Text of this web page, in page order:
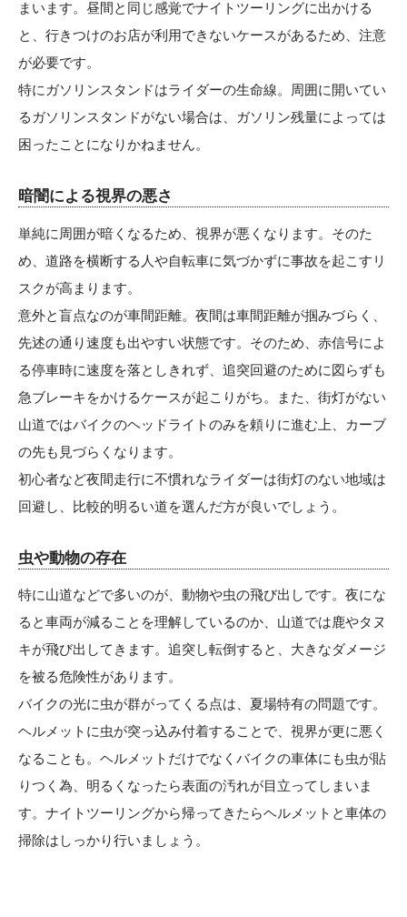
まいます。昼間と同じ感覚でナイトツーリングに出かける
と、行きつけのお店が利用できないケースがあるため、注意
が必要です。
特にガソリンスタンドはライダーの生命線。周囲に開いてい
るガソリンスタンドがない場合は、ガソリン残量によっては
困ったことになりかねません。
暗闇による視界の悪さ
単純に周囲が暗くなるため、視界が悪くなります。そのた
め、道路を横断する人や自転車に気づかずに事故を起こすリ
スクが高まります。
意外と盲点なのが車間距離。夜間は車間距離が掴みづらく、
先述の通り速度も出やすい状態です。そのため、赤信号によ
る停車時に速度を落としきれず、追突回避のために図らずも
急ブレーキをかけるケースが起こりがち。また、街灯がない
山道ではバイクのヘッドライトのみを頼りに進む上、カーブ
の先も見づらくなります。
初心者など夜間走行に不慣れなライダーは街灯のない地域は
回避し、比較的明るい道を選んだ方が良いでしょう。
虫や動物の存在
特に山道などで多いのが、動物や虫の飛び出しです。夜にな
ると車両が減ることを理解しているのか、山道では鹿やタヌ
キが飛び出してきます。追突し転倒すると、大きなダメージ
を被る危険性があります。
バイクの光に虫が群がってくる点は、夏場特有の問題です。
ヘルメットに虫が突っ込み付着することで、視界が更に悪く
なることも。ヘルメットだけでなくバイクの車体にも虫が貼
りつく為、明るくなったら表面の汚れが目立ってしまいま
す。ナイトツーリングから帰ってきたらヘルメットと車体の
掃除はしっかり行いましょう。